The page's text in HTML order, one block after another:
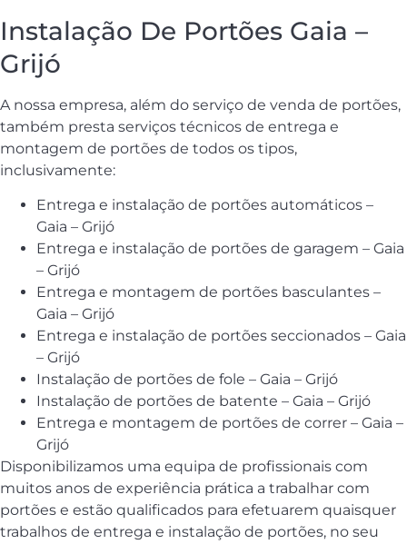
Instalação De Portões Gaia –
Grijó
A nossa empresa, além do serviço de venda de portões,
também presta serviços técnicos de entrega e
montagem de portões de todos os tipos,
inclusivamente:
Entrega e instalação de portões automáticos –
Gaia – Grijó
Entrega e instalação de portões de garagem – Gaia
– Grijó
Entrega e montagem de portões basculantes –
Gaia – Grijó
Entrega e instalação de portões seccionados – Gaia
– Grijó
Instalação de portões de fole – Gaia – Grijó
Instalação de portões de batente – Gaia – Grijó
Entrega e montagem de portões de correr – Gaia –
Grijó
Disponibilizamos uma equipa de profissionais com
muitos anos de experiência prática a trabalhar com
portões e estão qualificados para efetuarem quaisquer
trabalhos de entrega e instalação de portões, no seu